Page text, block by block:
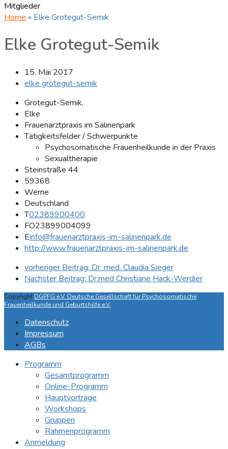
Mitglieder
Home » Elke Grotegut-Semik
Elke Grotegut-Semik
15. Mai 2017
elke grotegut-semik
Grotegut-Semik,
Elke
Frauenarztpraxis im Salinenpark
Tätigkeitsfelder / Schwerpunkte
Psychosomatische Frauenheilkunde in der Praxis
Sexualtherapie
Steinstraße 44
59368
Werne
Deutschland
T02389900400
FO23899004099
Einfo@frauenarztpraxis-im-salinenpark.de
http://www.frauenarztpraxis-im-salinenpark.de
vorheriger Beitrag: Dr. med. Claudia Sieger
Nächster Beitrag: Dr.med Christiane Hack-Werdier
Copyright DGPFG e.V. Deutsche Gesellschaft für Psychosomatische
Frauenheilkunde und Geburtshilfe e.V.
Datenschutz
Impressum
AGBs
Programm
Gesamtprogramm
Online-Programm
Hauptvorträge
Workshops
Gruppen
Rahmenprogramm
Anmeldung